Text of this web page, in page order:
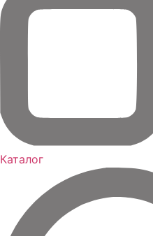
Каталог